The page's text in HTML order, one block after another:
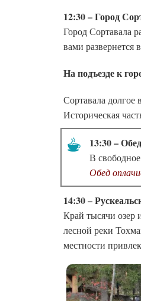
12:30 – Город
Город Сортавала
вами развернется
На подъезде к
Сортавала долгое
Историческая
13:30 – Обед
В
Обед
14:30 –
Край тысячи озер
лесной реки
местности